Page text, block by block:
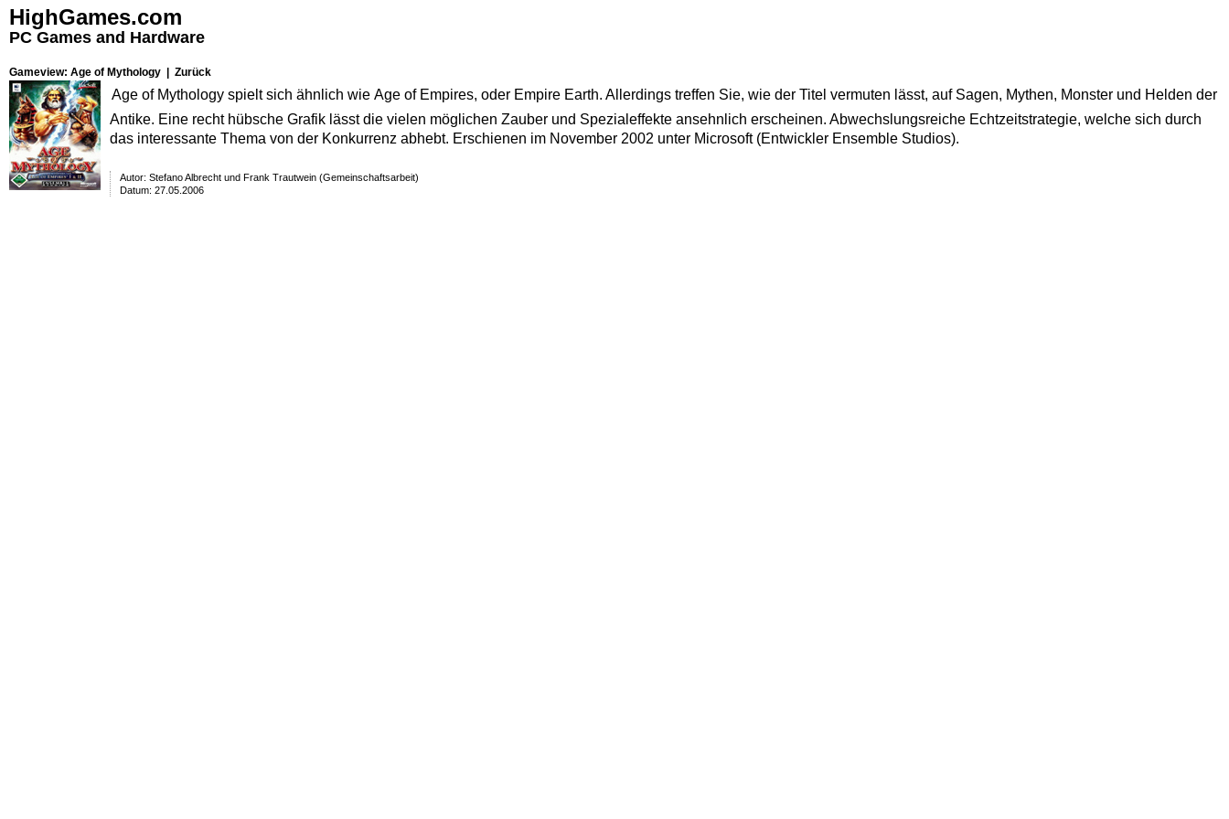
HighGames.com
PC Games and Hardware
Gameview: Age of Mythology | Zurück
Age of Mythology spielt sich ähnlich wie Age of Empires, oder Empire Earth. Allerdings treffen Sie, wie der Titel vermuten lässt, auf Sagen, Mythen, Monster und Helden der
Antike. Eine recht hübsche Grafik lässt die vielen möglichen Zauber und Spezialeffekte ansehnlich erscheinen. Abwechslungsreiche Echtzeitstrategie, welche sich durch
das interessante Thema von der Konkurrenz abhebt. Erschienen im November 2002 unter Microsoft (Entwickler Ensemble Studios).
Autor: Stefano Albrecht und Frank Trautwein (Gemeinschaftsarbeit)
Datum: 27.05.2006